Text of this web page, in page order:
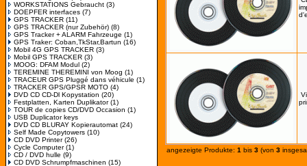
WORKSTATIONS Gebraucht (3)
DOEPFER interfaces (7)
GPS TRACKER (11)
GPS TRACKER (nur Zubehör) (8)
GPS Tracker + ALARM Fahrzeuge (1)
GPS Traker: Coban,TkStar,Bartun (16)
Mobil 4G GPS TRACKER (3)
Mobil GPS TRACKER (3)
MOOG: DFAM Modul (2)
TEREMINE THEREMINI von Moog (1)
TRACEUR GPS Pluggé dans véhicule (1)
TRACKER GPS/GPSR MOTO (4)
DVD CD CD-Dl Kopystation (20)
Festplatten, Karten Duplikator(1)
TOUR de copies CD/DVD Occasion (1)
USB Duplicator keys
DVD CD BLURAY Kopierautomat (24)
Self Made Copytowers (10)
CD DVD Printer(26)
Cycle Computer(1)
CD / DVD hulle (9)
CD DVD Schrumpfmaschinen (15)
angezeigte Produkte: 1 bis 3 (von 3